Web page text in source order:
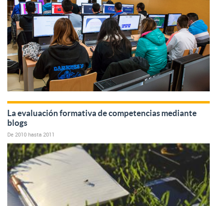
La evaluación formativa de competencias mediante
blogs
De 2010 hasta 2011